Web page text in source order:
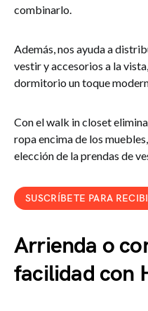
combinarlo.
Además, nos ayuda a
vestir y accesorios a la
dormitorio un toque
Con el walk in closet
ropa encima de los
elección de la prendas de
SUSCRÍBETE PARA
Arrienda o
facilidad con